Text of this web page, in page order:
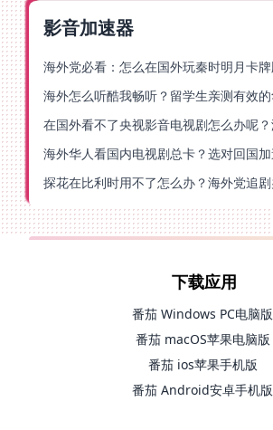
影音加速器
下载应用
番茄 Windows PC电脑版
番茄 macOS苹果电脑版
番茄 ios苹果手机版
番茄 Android安卓手机版